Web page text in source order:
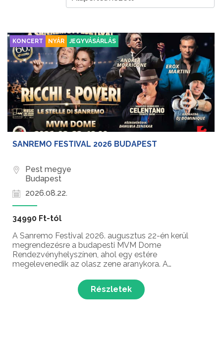
KONCERT NYÁR JEGYVÁSÁRLÁS
SANREMO FESTIVAL 2026 BUDAPEST
Pest megye
Budapest
2026.08.22.
34990 Ft-tól
A Sanremo Festival 2026. augusztus 22-én kerül
megrendezésre a budapesti MVM Dome
Rendezvényhelyszínen, ahol egy estére
megelevenedik az olasz zene aranykora. A
i Fesztivál csillagainak legnagyobb slágereit hozza el
a közönségnek, megidézve azt a külön...
Részletek